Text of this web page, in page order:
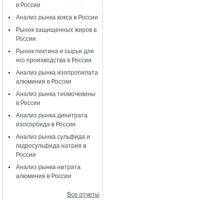
в России
Анализ рынка кокса в России
Рынок защищенных жиров в
России
Рынок пектина и сырья для
его производства в России
Анализ рынка изопропилата
алюминия в России
Анализ рынка тиомочевины
в России
Анализ рынка динитрата
изосорбида в России
Анализ рынка сульфида и
гидросульфида натрия в
России
Анализ рынка нитрата
алюминия в России
Все отчеты